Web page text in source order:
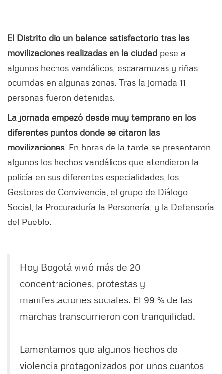
El Distrito dio un balance satisfactorio tras las
movilizaciones realizadas en la ciudad pese a
algunos hechos vandálicos, escaramuzas y riñas
ocurridas en algunas zonas. Tras la jornada 11
personas fueron detenidas.
La jornada empezó desde muy temprano en los
diferentes puntos donde se citaron las
movilizaciones. En horas de la tarde se presentaron
algunos los hechos vandálicos que atendieron la
policía en sus diferentes especialidades, los
Gestores de Convivencia, el grupo de Diálogo
Social, la Procuraduría la Personería, y la Defensoría
del Pueblo.
Hoy Bogotá vivió más de 20
concentraciones, protestas y
manifestaciones sociales. El 99 % de las
marchas transcurrieron con tranquilidad.
Lamentamos que algunos hechos de
violencia protagonizados por unos cuantos